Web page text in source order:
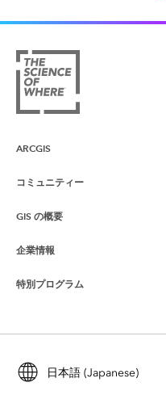
ARCGIS
ArcGIS の概要
マッピング
開発者向けテクノロジー
コミュニティー
Esri Community
ArcGIS ブログ
ユーザー調査およびテスト
Esri Young Professionals Network
GIS の概要
GIS とは
ロケーション インテリジェンス
ArcUser
企業情報
Esri について
採用情報
特別プログラム
ArcGIS for Student Use
日本語 (Japanese)